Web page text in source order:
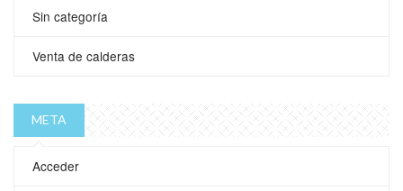
Sin categoría
Venta de calderas
META
Acceder